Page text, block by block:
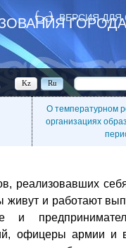
ВЕРСИЯ
Ru
Kz
О температурном
организациях
реализовавших
живут и работают
офицеры армии и